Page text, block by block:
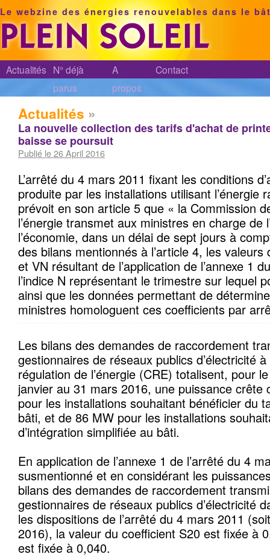
Le webzine des énergies renouvelables dans le
Actualités N° déjà
parus
A
propos
Contact
Actualités »
La nouvelle collection des tarifs d'achat de
baisse se poursuit
Publié le 26 April 2016
L’arrêté du 4 mars 2011 fixant les conditions
produite par les installations utilisant l’énergie
prévoit en son article 5 que « la Commission
l’énergie transmet aux ministres en charge de
l’économie, dans un délai de sept jours à
des bilans mentionnés à l’article 4, les valeurs
et VN résultant de l’application de l’annexe 1
l’indice N représentant le trimestre sur lequel
ainsi que les données permettant de
ministres homologuent ces coefficients par
Les bilans des demandes de raccordement
gestionnaires de réseaux publics d’électricité
régulation de l’énergie (CRE) totalisent, pour
janvier au 31 mars 2016, une puissance crête
pour les installations souhaitant bénéficier du
bâti, et de 86 MW pour les installations
d’intégration simplifiée au bâti.
En application de l’annexe 1 de l’arrêté du 4
susmentionné et en considérant les
bilans des demandes de raccordement
gestionnaires de réseaux publics d’électricité
les dispositions de l’arrêté du 4 mars 2011
2016), la valeur du coefficient S20 est fixée à
est fixée à 0,040.